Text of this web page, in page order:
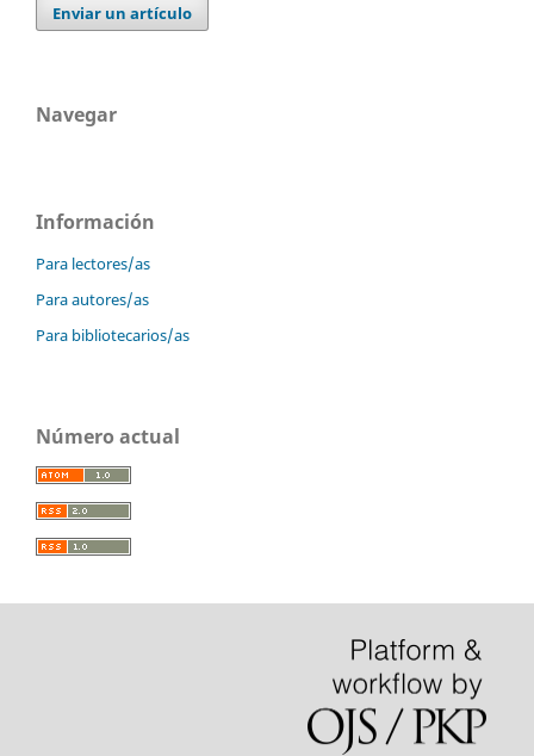
Enviar un artículo
Navegar
Información
Para lectores/as
Para autores/as
Para bibliotecarios/as
Número actual